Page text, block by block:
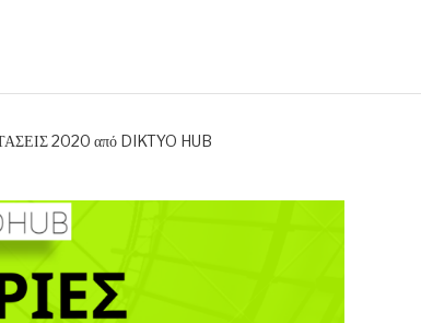
2020 από DIKTYO HUB